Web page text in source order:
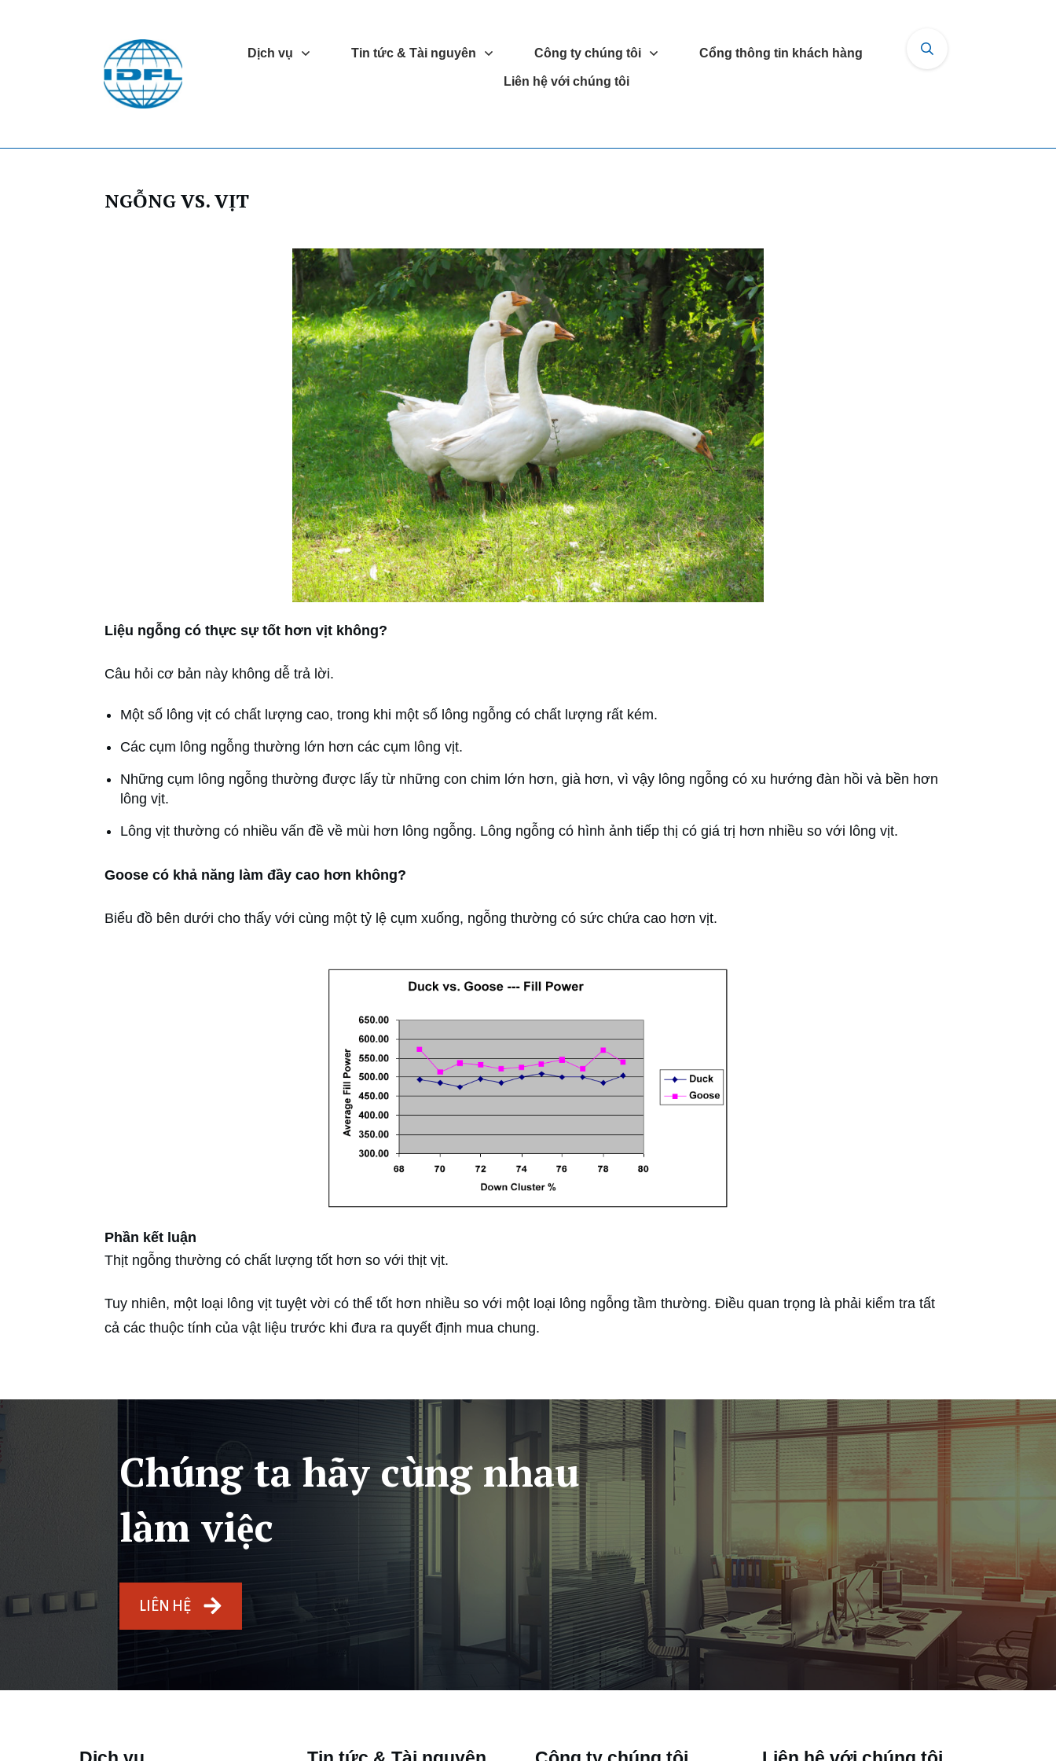
Dịch vụ Tin tức & Tài nguyên Công ty chúng tôi Cổng thông tin khách hàng
Liên hệ với chúng tôi
NGỖNG VS. VỊT
Liệu ngỗng có thực sự tốt hơn vịt không?
Câu hỏi cơ bản này không dễ trả lời.
Một số lông vịt có chất lượng cao, trong khi một số lông ngỗng có chất lượng rất kém.
Các cụm lông ngỗng thường lớn hơn các cụm lông vịt.
Những cụm lông ngỗng thường được lấy từ những con chim lớn hơn, già hơn, vì vậy lông ngỗng có xu hướng đàn hồi và bền hơn
lông vịt.
Lông vịt thường có nhiều vấn đề về mùi hơn lông ngỗng. Lông ngỗng có hình ảnh tiếp thị có giá trị hơn nhiều so với lông vịt.
Goose có khả năng làm đầy cao hơn không?
Biểu đồ bên dưới cho thấy với cùng một tỷ lệ cụm xuống, ngỗng thường có sức chứa cao hơn vịt.
Phần kết luận
Thịt ngỗng thường có chất lượng tốt hơn so với thịt vịt.
Tuy nhiên, một loại lông vịt tuyệt vời có thể tốt hơn nhiều so với một loại lông ngỗng tầm thường. Điều quan trọng là phải kiểm tra tất
cả các thuộc tính của vật liệu trước khi đưa ra quyết định mua chung.
Chúng ta hãy cùng nhau
làm việc
LIÊN HỆ